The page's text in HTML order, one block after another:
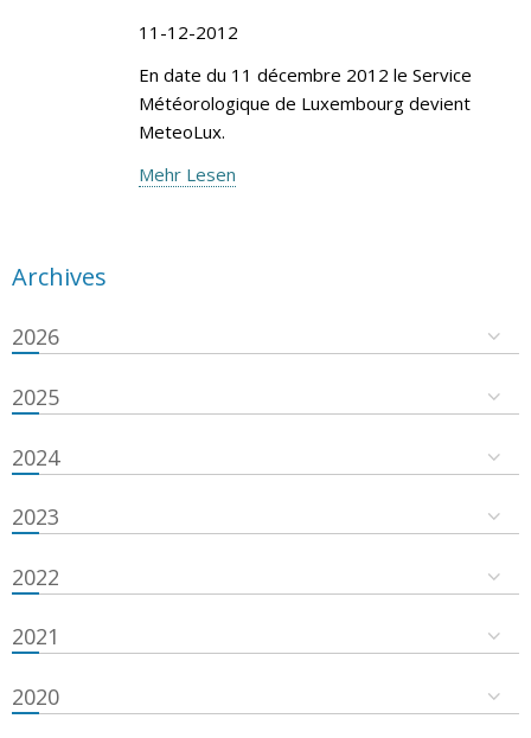
11-12-2012
En date du 11 décembre 2012 le Service
Météorologique de Luxembourg devient
MeteoLux.
Mehr Lesen
Archives
2026
2025
2024
2023
2022
2021
2020